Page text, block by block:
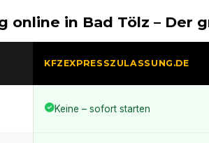
online in Bad Tölz – Der
KFZEXPRESSZULASSUNG.DE
Keine – sofort starten